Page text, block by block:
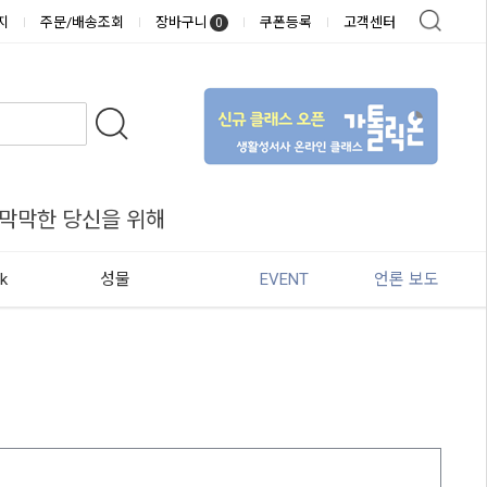
주문/배송조회 장바구니 0 쿠폰등록 고객센터
막한 당신을 위해
성물 EVENT 언론 보도